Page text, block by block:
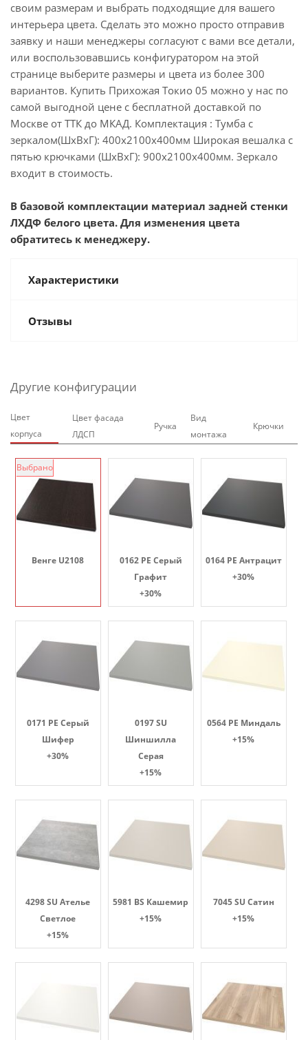
своим размерам и выбрать подходящие для вашего
интерьера цвета. Сделать это можно просто отправив
заявку и наши менеджеры согласуют с вами все детали,
или воспользовавшись конфигуратором на этой
странице выберите размеры и цвета из более 300
вариантов. Купить Прихожая Токио 05 можно у нас по
самой выгодной цене с бесплатной доставкой по
Москве от ТТК до МКАД. Комплектация : Тумба с
зеркалом(ШхВхГ): 400х2100х400мм Широкая вешалка с
пятью крючками (ШхВхГ): 900х2100х400мм. Зеркало
входит в стоимость.
В базовой комплектации материал задней стенки
ЛХДФ белого цвета. Для изменения цвета
обратитесь к менеджеру.
Характеристики
Отзывы
Другие конфигурации
Цвет
корпуса
Цвет фасада
ЛДСП
Ручка
Вид
монтажа
Крючки
Венге U2108
Выбрано
0162 PE Серый
Графит
+30%
0164 PE Антрацит
+30%
0171 PE Серый
Шифер
+30%
0197 SU
Шиншилла
Серая
+15%
0564 PE Миндаль
+15%
4298 SU Ателье
Светлое
+15%
5981 BS Кашемир
+15%
7045 SU Сатин
+15%